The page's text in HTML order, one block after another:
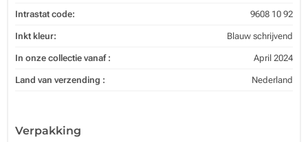
Intrastat code: 9608 10 92
Inkt kleur: Blauw schrijvend
In onze collectie vanaf : April 2024
Land van verzending : Nederland
Verpakking